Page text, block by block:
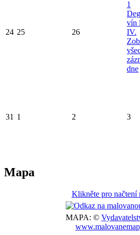
24 25 26
1
vín
IV.
dne
31 1 2 3
Mapa
Klikněte pro načtení
MAPA: ©